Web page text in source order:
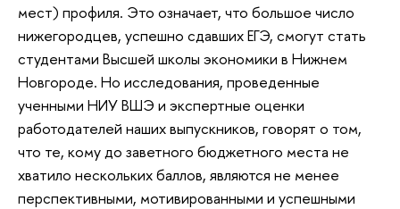
мест) профиля. Это означает, что большое число
нижегородцев, успешно сдавших ЕГЭ, смогут стать
студентами Высшей школы экономики в Нижнем
Новгороде. Но исследования, проведенные
ученными НИУ ВШЭ и экспертные оценки
работодателей наших выпускников, говорят о том,
что те, кому до заветного бюджетного места не
хватило нескольких баллов, являются не менее
перспективными, мотивированными и успешными